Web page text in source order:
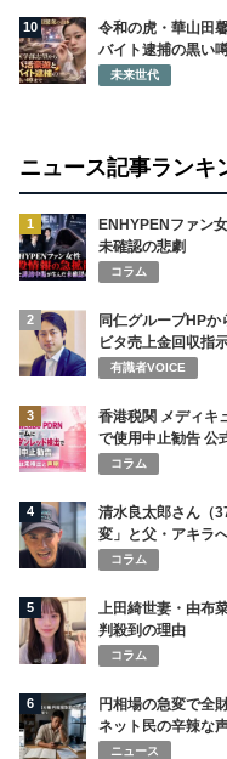
10
令和の虎・華山田
バイト逮捕の黒い
未来世代
ニュース記事ランキ
1
ENHYPENファン
未確認の悲劇
コラム
2
同仁グループHP
ビタ売上金回収指
有識者VOICE
3
香港税関 メディキ
で使用中止勧告 公
コラム
4
清水良太郎さん（
変」と父・アキラ
コラム
5
上田綺世妻・由布
判殺到の理由
コラム
6
円相場の急変で全
ネット民の辛辣な
ニュース